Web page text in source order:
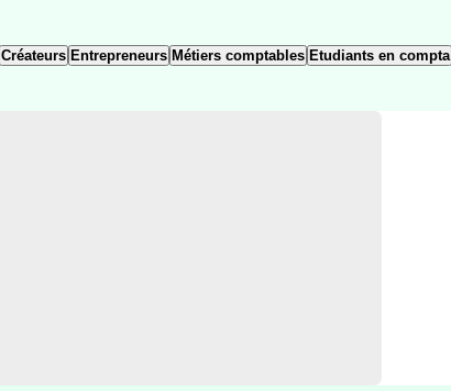
Créateurs Entrepreneurs Métiers comptables Etudiants en compta